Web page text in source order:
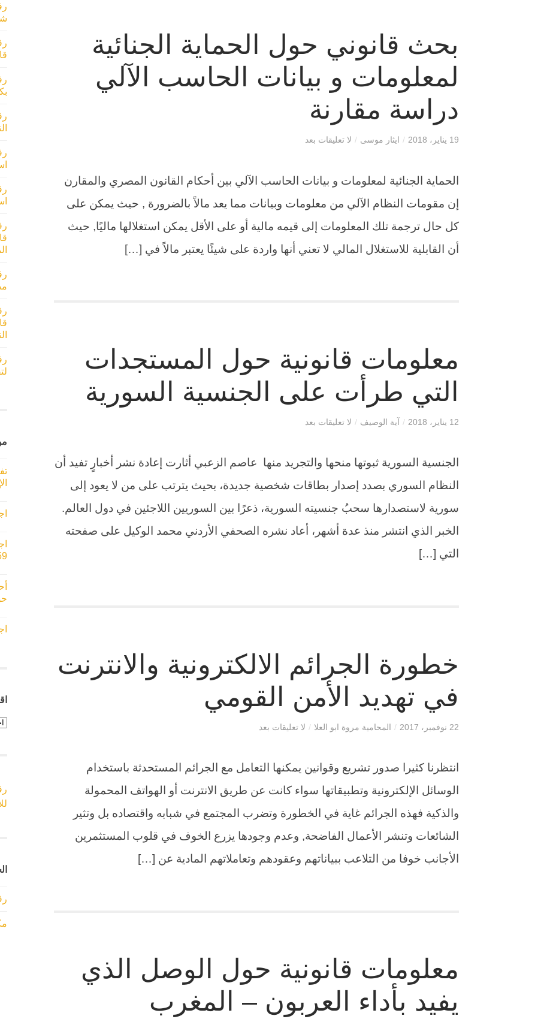
بحث قانوني حول الحماية الجنائية
لمعلومات و بيانات الحاسب الآلي
دراسة مقارنة
19 يناير، 2018 / ايثار موسى / لا تعليقات بعد
الحماية الجنائية لمعلومات و بيانات الحاسب الآلي بين أحكام القانون المصري والمقارن
إن مقومات النظام الآلي من معلومات وبيانات مما يعد مالاً بالضرورة , حيث يمكن على
كل حال ترجمة تلك المعلومات إلى قيمه مالية أو على الأقل يمكن استغلالها ماليًا, حيث
أن القابلية للاستغلال المالي لا تعني أنها واردة على شيئًا يعتبر مالاً في […]
معلومات قانونية حول المستجدات
التي طرأت على الجنسية السورية
12 يناير، 2018 / آية الوصيف / لا تعليقات بعد
الجنسية السورية ثبوتها منحها والتجريد منها عاصم الزعبي أثارت إعادة نشر أخبارٍ تفيد أن
النظام السوري بصدد إصدار بطاقات شخصية جديدة، بحيث يترتب على من لا يعود إلى
سورية لاستصدارها سحبُ جنسيته السورية، ذعرًا بين السوريين اللاجئين في دول العالم.
الخبر الذي انتشر منذ عدة أشهر، أعاد نشره الصحفي الأردني محمد الوكيل على صفحته
التي […]
خطورة الجرائم الالكترونية والانترنت
في تهديد الأمن القومي
22 نوفمبر، 2017 / المحامية مروة ابو العلا / لا تعليقات بعد
انتظرنا كثيرا صدور تشريع وقوانين يمكنها التعامل مع الجرائم المستحدثة باستخدام
الوسائل الإلكترونية وتطبيقاتها سواء كانت عن طريق الانترنت أو الهواتف المحمولة
والذكية فهذه الجرائم غاية في الخطورة وتضرب المجتمع في شبابه واقتصاده بل وتثير
الشائعات وتنشر الأعمال الفاضحة, وعدم وجودها يزرع الخوف في قلوب المستثمرين
الأجانب خوفا من التلاعب ببياناتهم وعقودهم وتعاملاتهم المادية عن […]
معلومات قانونية حول الوصل الذي
يفيد بأداء العربون – المغرب